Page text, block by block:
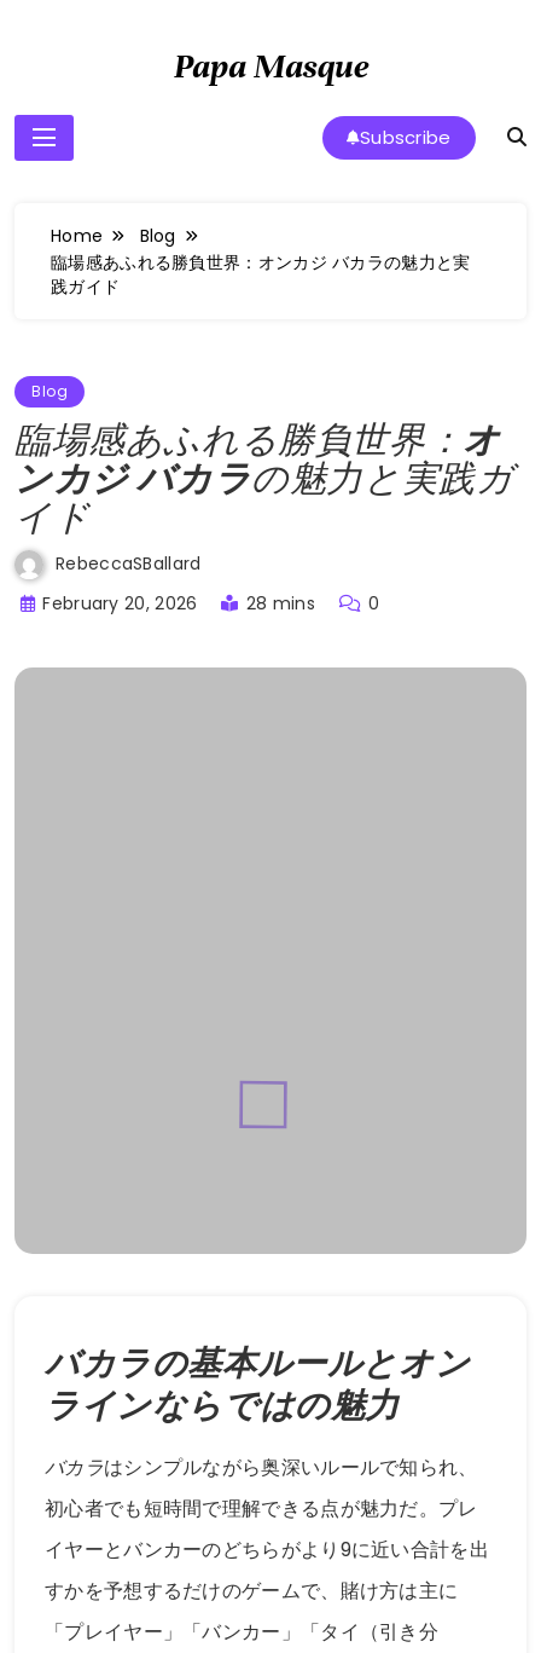
Papa Masque
Subscribe
Home
Blog
臨場感あふれる勝負世界：オンカジ バカラの魅力と実
践ガイド
Blog
臨場感あふれる勝負世界： オ
ンカジ バカラの魅力と実践ガ
イド
RebeccaSBallard
February 20, 2026
28 mins 0
バカラの基本ルールとオン
ラインならではの魅力
バカラはシンプルながら奥深いルールで知られ、
初心者でも短時間で理解できる点が魅力だ。プレ
イヤーとバンカーのどちらがより9に近い合計を出
すかを予想するだけのゲームで、賭け方は主に
「プレイヤー」「バンカー」「タイ（引き分